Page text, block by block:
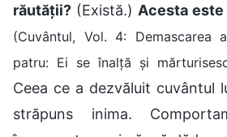
răutății? (Există.) Acesta
(Cuvântul, Vol. 4: Demascarea
patru: Ei se înalță și
Ceea ce a dezvăluit cuvântul
străpuns inima.